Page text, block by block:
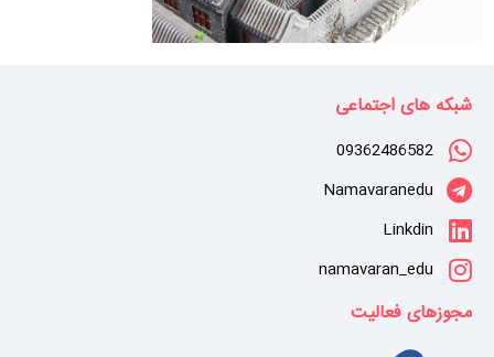
شبکه های اجتماعی
09362486582
Namavaranedu
Linkdin
namavaran_edu
مجوزهای فعالیت